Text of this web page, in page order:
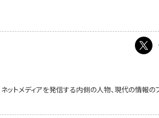
ネットメディアを発信する内側の人物、現代の情報の